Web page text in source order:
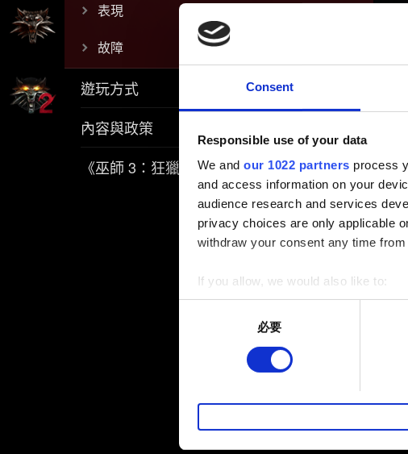
Consent
Responsible use of your data
We and our 1022 partners process
and access information on your
audience research and services
privacy choices are only applicable
withdraw your consent any time
If you allow, we would also like to:
Collect information about
Identify your device by
Find out more about how your
暢。像是透過社群網站了解您的喜好
必要
表現
故障
遊玩方式
內容與政策
《巫師 3：狂獵》REDkit